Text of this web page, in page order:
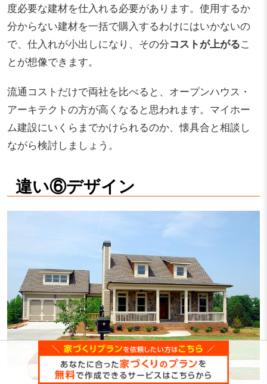
度必要な建材を仕入れる必要があります。使用するか
分からない建材を一括で購入するわけにはいかないの
で、仕入れが小出しになり、その分コストが上がるこ
とが想像できます。
流通コストだけで両社を比べると、オープンハウス・
アーキテクトの方が高くなると思われます。マイホー
ム建設にいくらまでかけられるのか、懐具合と相談し
ながら検討しましょう。
違い⑥デザイン